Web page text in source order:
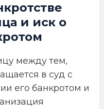
и иск о
между тем,
в суд с
его банкротом и